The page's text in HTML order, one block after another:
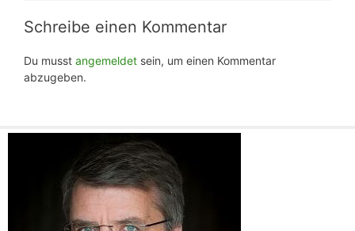
Schreibe einen Kommentar
Du musst angemeldet sein, um einen Kommentar
abzugeben.